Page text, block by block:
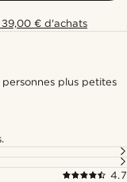
€ d'achats
plus petites
4.7